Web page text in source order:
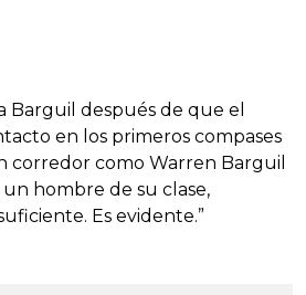
Barguil después de que el
en los primeros compases
corredor como Warren Barguil
hombre de su clase,
Es evidente.”